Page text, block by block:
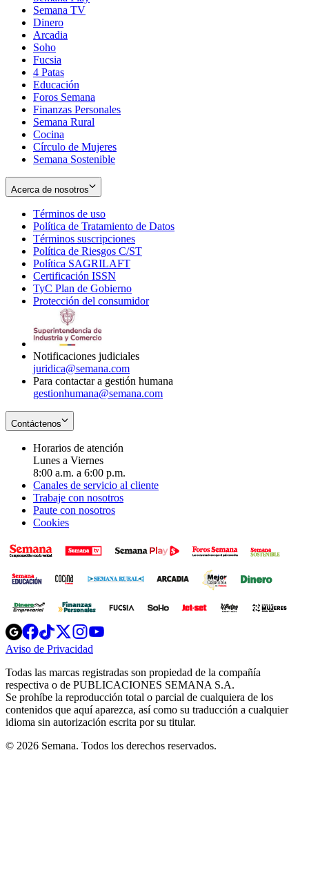
Semana TV
Dinero
Arcadia
Soho
in
new
window
Fucsia
in
new
window
4 Patas
Educación
Foros Semana
Finanzas Personales
Semana Rural
Cocina
Círculo de Mujeres
Semana Sostenible
Acerca de nosotros
Términos de uso
in
new
window
Política de Tratamiento de Datos
Términos suscripciones
in
Política de Riesgos C/ST
Política SAGRILAFT
new
window
Certificación ISSN
in
new
TyC Plan de Gobierno
in
Protección del consumidorOpens
Notificaciones judiciales
juridica@semana.com
Para contactar a gestión humana
gestionhumana@semana.com
Contáctenos
Horarios de atención
Lunes a Viernes
8:00 a.m. a 6:00 p.m.
Canales de servicio al cliente
Trabaje con nosotros
Paute con nosotros
Cookies
Opens
in
new
Opens
in
new
Opens
in
new
window
Opens
new
windowwindow
Aviso de Privacidad
new
window
Todas las marcas registradas son propiedad de la compañía
respectiva o de PUBLICACIONES SEMANA S.A.
Se prohíbe la reproducción total o parcial de cualquiera de los
contenidos que aquí aparezca, así como su traducción a cualquier
idioma sin autorización escrita por su titular.
© 2026 Semana. Todos los derechos reservados.